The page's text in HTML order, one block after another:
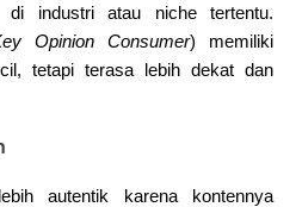
industri atau niche tertentu.
Opinion Consumer) memiliki
autentik karena kontennya